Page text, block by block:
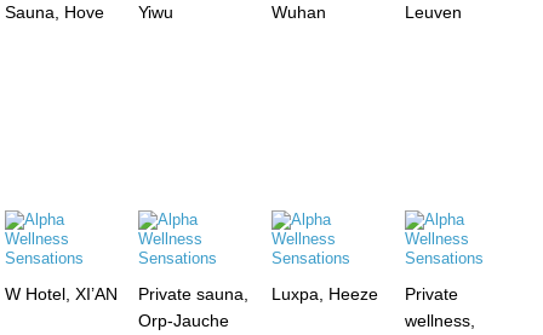
Sauna, Hove
Yiwu
Wuhan
Leuven
W Hotel, XI’AN
Private sauna,
Orp-Jauche
Luxpa, Heeze
Private
wellness,